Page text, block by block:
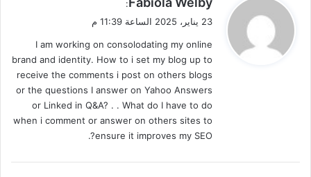
ق
ل
:
23 يناير، 2025 الساعة 11:39 م
I am working on consolodating my online
brand and identity. How to i set my blog up to
receive the comments i post on others blogs
or the questions I answer on Yahoo Answers
or Linked in Q&A? . . What do I have to do
when i comment or answer on others sites to
ensure it improves my SEO?.